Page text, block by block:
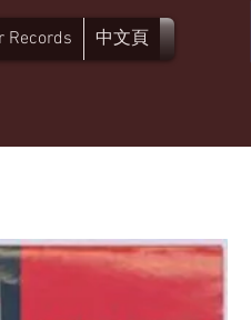
Records 中文頁